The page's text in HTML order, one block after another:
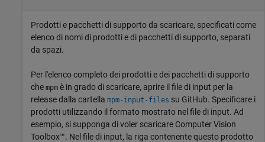
Prodotti e pacchetti di supporto da scaricare, specificati come
elenco di nomi di prodotti e di pacchetti di supporto, separati
da spazi.
Per l'elenco completo dei prodotti e dei pacchetti di supporto
che mpm è in grado di scaricare, aprire il file di input per la
release dalla cartella mpm-input-files su GitHub. Specificare i
prodotti utilizzando il formato mostrato nel file di input. Ad
esempio, si supponga di voler scaricare Computer Vision
Toolbox™. Nel file di input, la riga contenente questo prodotto